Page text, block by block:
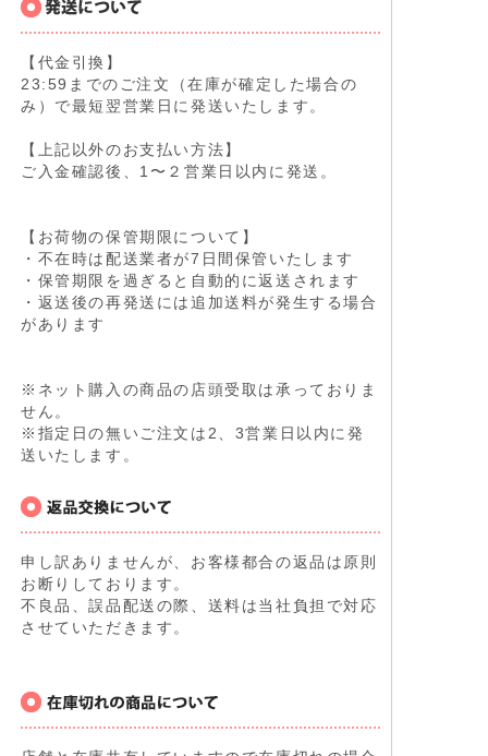
【代金引換】
23:59までのご注文（在庫が確定した場合の
み）で最短翌営業日に発送いたします。
【上記以外のお支払い方法】
ご入金確認後、1〜２営業日以内に発送。
【お荷物の保管期限について】
・不在時は配送業者が7日間保管いたします
・保管期限を過ぎると自動的に返送されます
・返送後の再発送には追加送料が発生する場合
があります
※ネット購入の商品の店頭受取は承っておりま
せん。
※指定日の無いご注文は2、3営業日以内に発
送いたします。
申し訳ありませんが、お客様都合の返品は原則
お断りしております。
不良品、誤品配送の際、送料は当社負担で対応
させていただきます。